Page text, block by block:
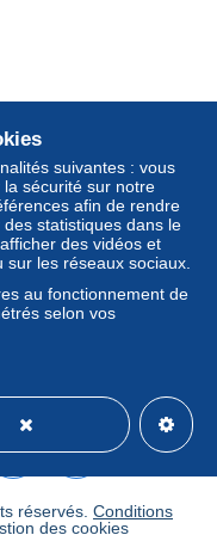
Delcampe. En
le vendeur, vous
carte de
disponibles
: A payer".
système de
par le
peut entraîner
suivantes : vous
sécurité sur notre
afin de rendre
statistiques dans le
des vidéos et
les réseaux sociaux.
au fonctionnement de
selon vos
réservés. Conditions
des cookies